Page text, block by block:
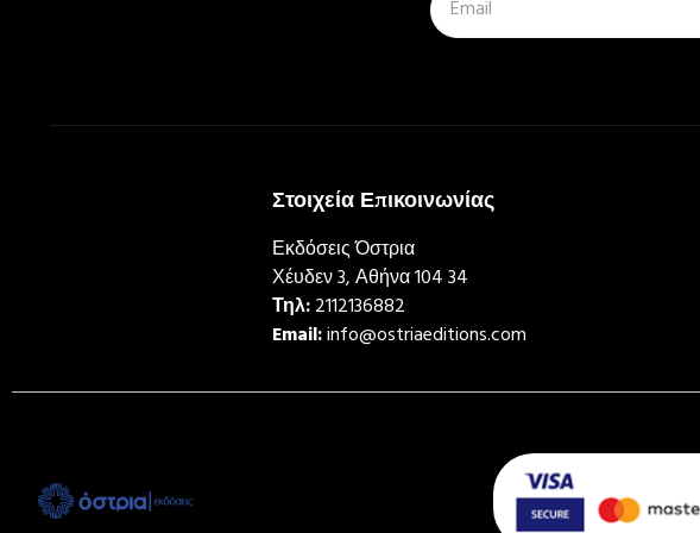
Στοιχεία Επικοινωνίας
Εκδόσεις Όστρια
Χέυδεν 3, Αθήνα 104 34
Τηλ:2112136882
Email:info@ostriaeditions.com